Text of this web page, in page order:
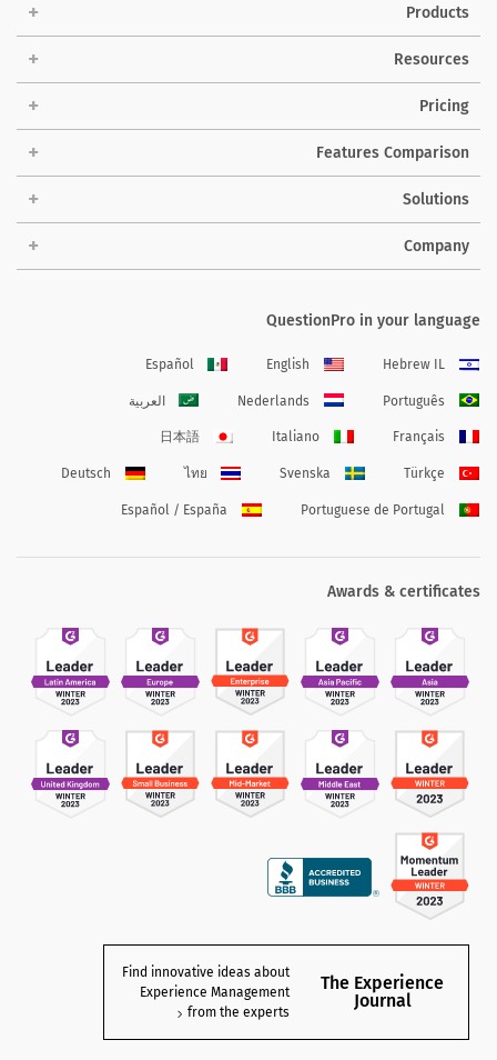
Products
Resources
Pricing
Features Comparison
Solutions
Company
QuestionPro in your language
Hebrew IL
English
Español
Português
Nederlands العربية
Français
Italiano
日本語
Türkçe
Svenska
ไทย
Deutsch
Portuguese de Portugal
Español / España
Awards & certificates
The Experience
Journal
Find innovative ideas about
Experience Management
from the experts